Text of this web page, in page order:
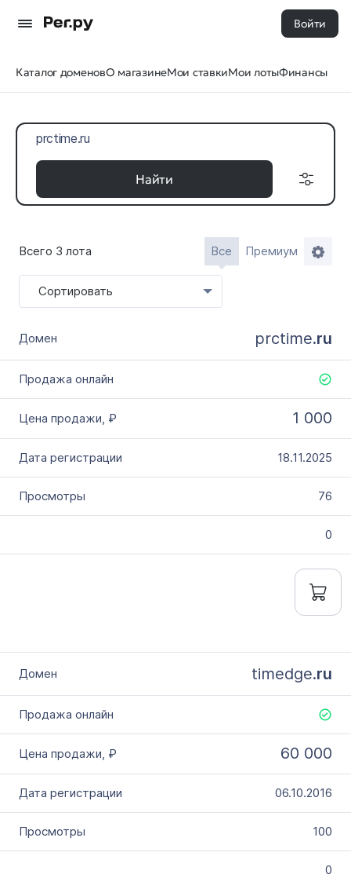
Войти
Каталог доменовО магазинеМои ставкиМои лотыФинансы
Найти
Доменные
Все 35
Дата регистрации
Выставлен на продажу
с
по
Цена домена в ₽
Словарное слово в домене
Без дефиса
Без цифр
Всего 3 лота Все Премиум
Сортировать
prctime.ru
1 000
18.11.2025
76
0
timedge.ru
60 000
06.10.2016
100
0